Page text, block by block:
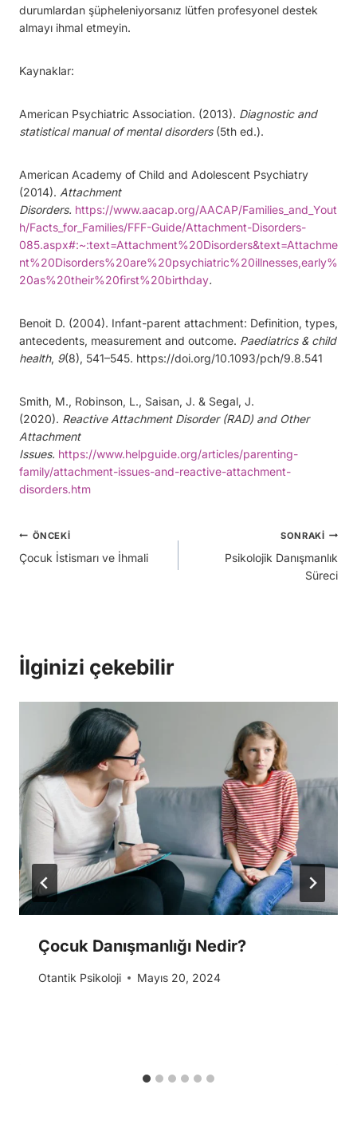
durumlardan şüpheleniyorsanız lütfen profesyonel destek
almayı ihmal etmeyin.
Kaynaklar:
American Psychiatric Association. (2013). Diagnostic and
statistical manual of mental disorders (5th ed.).
American Academy of Child and Adolescent Psychiatry
(2014). Attachment
Disorders. https://www.aacap.org/AACAP/Families_and_Yout
h/Facts_for_Families/FFF-Guide/Attachment-Disorders-
085.aspx#:~:text=Attachment%20Disorders&text=Attachme
nt%20Disorders%20are%20psychiatric%20illnesses,early%
20as%20their%20first%20birthday.
Benoit D. (2004). Infant-parent attachment: Definition, types,
antecedents, measurement and outcome. Paediatrics & child
health, 9(8), 541–545. https://doi.org/10.1093/pch/9.8.541
Smith, M., Robinson, L., Saisan, J. & Segal, J.
(2020). Reactive Attachment Disorder (RAD) and Other
Attachment
Issues. https://www.helpguide.org/articles/parenting-
family/attachment-issues-and-reactive-attachment-
disorders.htm
Yazı
gezinmesi
ÖNCEKI
Çocuk İstismarı ve İhmali
SONRAKI
Psikolojik Danışmanlık
Süreci
İlginizi çekebilir
Çocuk Danışmanlığı Nedir?
Otantik Psikoloji Mayıs 20, 2024